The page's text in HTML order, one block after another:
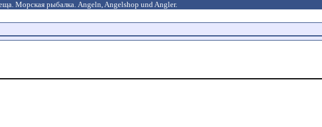
Морская рыбалка. Angeln, Angelshop und Angler.